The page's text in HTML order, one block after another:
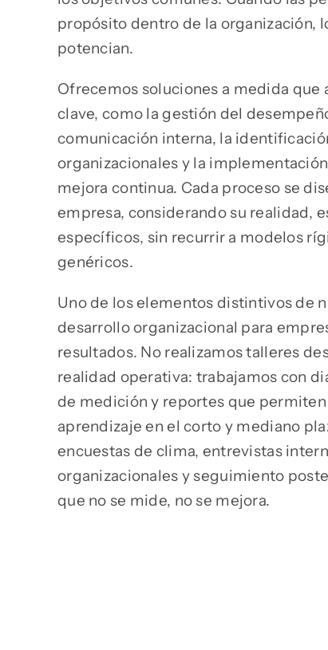
propósito dentro de la organización,
potencian.
Ofrecemos soluciones a medida que
clave, como la gestión del
comunicación interna, la
organizacionales y la
mejora continua. Cada proceso se
empresa, considerando su realidad,
específicos, sin recurrir a modelos
genéricos.
Uno de los elementos distintivos de
desarrollo organizacional para
resultados. No realizamos talleres
realidad operativa: trabajamos con
de medición y reportes que
aprendizaje en el corto y mediano
encuestas de clima, entrevistas
organizacionales y seguimiento
que no se mide, no se mejora.